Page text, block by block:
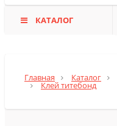
КАТАЛОГ
Главная Каталог
Клей титебонд